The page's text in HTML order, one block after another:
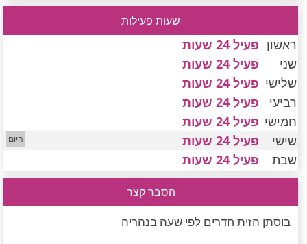
חדרים לפי שעה במישור החוף הדרומי
שעות פעילות
ראשון פעיל 24 שעות
שני
פעיל 24 שעות
שלישי פעיל 24 שעות
רביעי
פעיל 24 שעות
חמישי פעיל 24 שעות
שישי
פעיל 24 שעות
שבת
פעיל 24 שעות
הסבר קצר
בוסתן הזית חדרים לפי שעה בנהריה